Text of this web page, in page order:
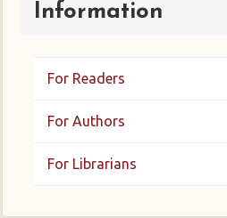
Information
For Readers
For Authors
For Librarians